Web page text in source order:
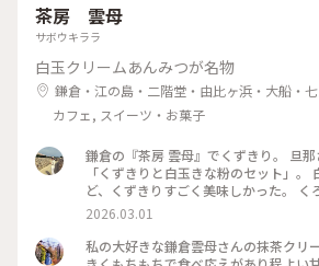
茶房 雲母
サボウキララ
白玉クリームあんみつが名物
鎌倉・江の島・二階堂・由比ヶ浜・大船・
カフェ, スイーツ・お菓子
鎌倉の『茶房 雲母』でくずきり。 旦
「くずきりと白玉きな粉のセット」。
ど、くずきりすごく美味しかった。 く
ます。 1時間待ちを想定して行ったら
た。 梅の見える特等席。 けど、席に
30分弱かかったので、だいたい1時間
んでも食べたいクオリティ。 #神奈川#鎌倉#茶房雲母#白玉#お
2026.03.01
私の大好きな鎌倉雲母さんの抹茶クリ